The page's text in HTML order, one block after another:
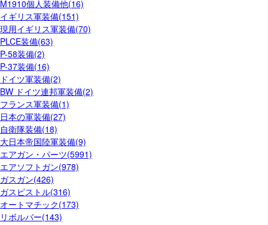
M1910個人装備他(16)
イギリス軍装備(151)
現用イギリス軍装備(70)
PLCE装備(63)
P-58装備(2)
P-37装備(16)
ドイツ軍装備(2)
BW ドイツ連邦軍装備(2)
フランス軍装備(1)
日本の軍装備(27)
自衛隊装備(18)
大日本帝国陸軍装備(9)
エアガン・パーツ(5991)
エアソフトガン(978)
ガスガン(426)
ガスピストル(316)
オートマチック(173)
リボルバー(143)